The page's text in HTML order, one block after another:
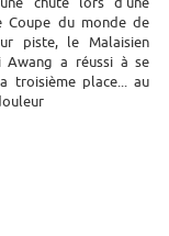
Coupe du monde de
piste, le Malaisien
Awang a réussi à se
troisième place... au